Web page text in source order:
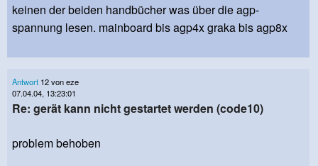
keinen der beiden handbücher was über die agp-
spannung lesen. mainboard bis agp4x graka bis agp8x
Antwort 12 von eze
07.04.04, 13:23:01
Re: gerät kann nicht gestartet werden (code10)
problem behoben